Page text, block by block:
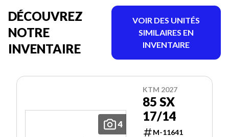
DÉCOUVREZ
NOTRE
INVENTAIRE
VOIR DES UNITÉS
SIMILAIRES EN
INVENTAIRE
4
KTM 2027
85 SX
17/14
M-11641